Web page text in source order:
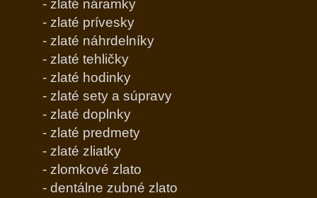
- zlaté náramky
- zlaté prívesky
- zlaté náhrdelníky
- zlaté tehličky
- zlaté hodinky
- zlaté sety a súpravy
- zlaté doplnky
- zlaté predmety
- zlaté zliatky
- zlomkové zlato
- dentálne zubné zlato